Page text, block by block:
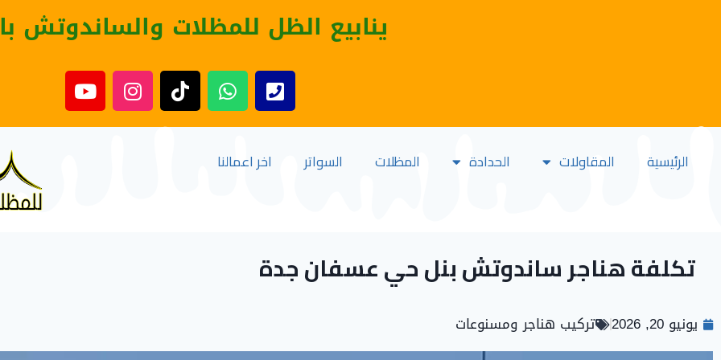
ينابيع الظل للمظلات والساندوتش
الرئيسية المقاولات الحدادة المظلات السواتر اخر اعمالنا
تكلفة هناجر ساندوتش بنل حي عسفان جدة
يونيو 20, 2026 تركيب هناجر ومسنوعات